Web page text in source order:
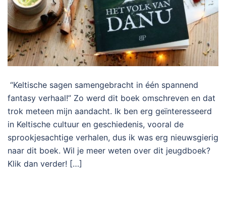
“Keltische sagen samengebracht in één spannend
fantasy verhaal!” Zo werd dit boek omschreven en dat
trok meteen mijn aandacht. Ik ben erg geïnteresseerd
in Keltische cultuur en geschiedenis, vooral de
sprookjesachtige verhalen, dus ik was erg nieuwsgierig
naar dit boek. Wil je meer weten over dit jeugdboek?
Klik dan verder! […]